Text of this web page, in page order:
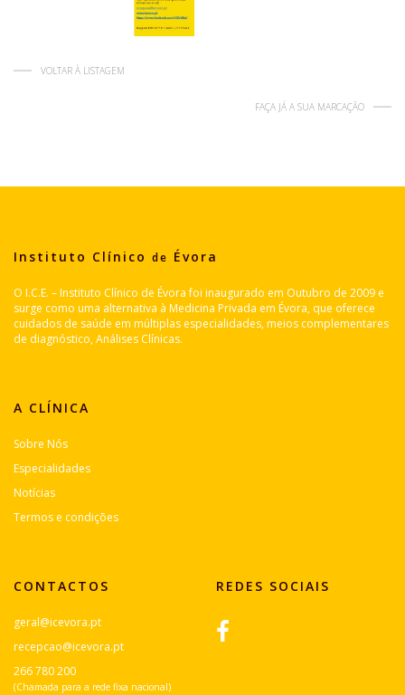
VOLTAR À LISTAGEM
FAÇA JÁ A SUA MARCAÇÃO
Instituto Clínico de Évora
O I.C.E. – Instituto Clínico de Évora foi inaugurado em Outubro de 2009 e
surge como uma alternativa à Medicina Privada em Évora, que oferece
cuidados de saúde em múltiplas especialidades, meios complementares
de diagnóstico, Análises Clínicas.
A CLÍNICA
Sobre Nós
Especialidades
Notícias
Termos e condições
CONTACTOS
geral@icevora.pt
recepcao@icevora.pt
266 780 200
(Chamada para a rede fixa nacional)
REDES SOCIAIS